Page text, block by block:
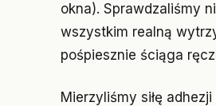
okna). Sprawdzaliśmy
wszystkim realną
pośpiesznie ściąga
Mierzyliśmy siłę